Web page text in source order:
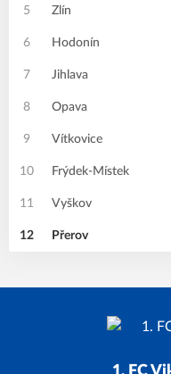
5 Zlín
6 Hodonín
7 Jihlava
8 Opava
9 Vítkovice
10 Frýdek-Místek
11 Vyškov
12 Přerov